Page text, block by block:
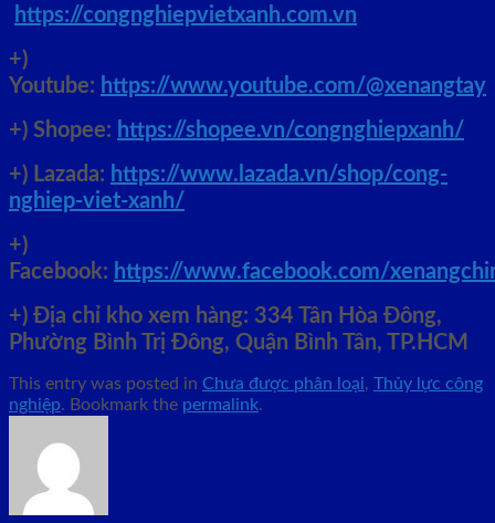
https://congnghiepvietxanh.com.vn
+)
Youtube: https://www.youtube.com/@xenangtay
+) Shopee: https://shopee.vn/congnghiepxanh/
+) Lazada: https://www.lazada.vn/shop/cong-
nghiep-viet-xanh/
+)
Facebook: https://www.facebook.com/
+) Địa chỉ kho xem hàng: 334 Tân Hòa Đông,
Phường Bình Trị Đông, Quận Bình Tân, TP.HCM
This entry was posted in Chưa được phân loại, Thủy lực công
nghiệp. Bookmark the permalink.